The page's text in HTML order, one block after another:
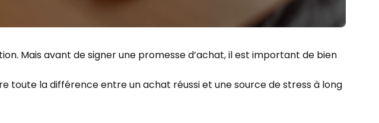
Mais avant de signer une promesse d’achat, il est important de bien
la différence entre un achat réussi et une source de stress à long